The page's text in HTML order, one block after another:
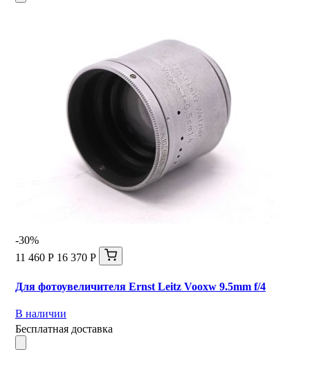
-30%
11 460 Р 16 370 Р
Для фотоувеличителя Ernst Leitz Vooxw 9.5mm f/4
В наличии
Бесплатная доставка